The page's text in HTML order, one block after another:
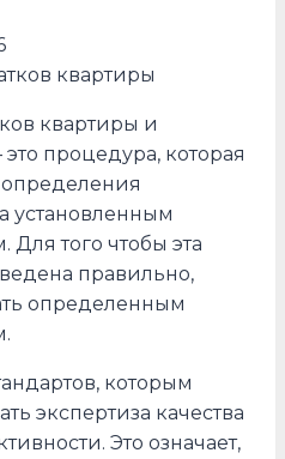
квартиры и
процедура, которая
установленным
Для того чтобы эта
правильно,
определенным
которым
экспертиза качества
Это означает,